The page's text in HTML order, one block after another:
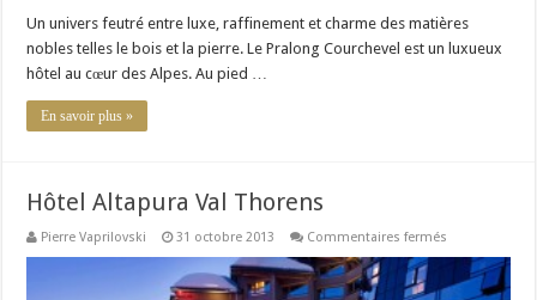
Un univers feutré entre luxe, raffinement et charme des matières
nobles telles le bois et la pierre. Le Pralong Courchevel est un luxueux
hôtel au cœur des Alpes. Au pied …
En savoir plus »
Hôtel Altapura Val Thorens
Pierre Vaprilovski 31 octobre 2013 Commentaires fermés
Altapura
Val